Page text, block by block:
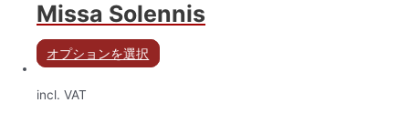
Missa Solennis
オプションを選択
incl. VAT